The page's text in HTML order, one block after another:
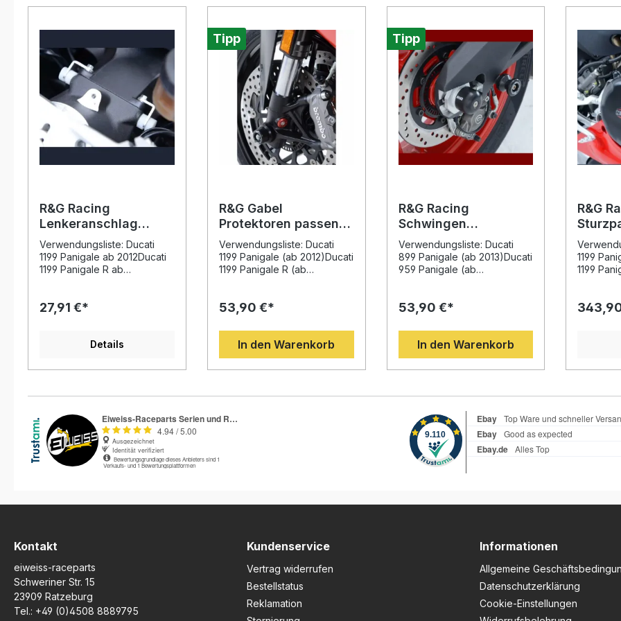
R&G Racing
Lenkeranschlag
passend für Ducati
899 / 1199 Panigale
Verwendungsliste: Ducati
1199 Panigale ab 2012Ducati
1199 Panigale R ab
ab 2013Hinweis: Aufgrund
Montage kann das
verwendet werden.
Racing Lenkeranschlag
Motorrad effektiv vor teuren
Schäden im Falle eines
Sturzes. Sie verhindern ein
zu starkes Einlenken des
Lenkers, wodurch die Gefahr
bewahren sie die originalen
abgeschlagen zu werden.
Modifikation ist nicht
erforderlich – die Montage
erfolgt ohne Bohren. Die
Protektoren sind in den
27,91 €*
Details
Tipp
R&G Gabel
Protektoren passend
für Ducati Panigale &
Streetfighter V4 / V2
Verwendungsliste: Ducati
1199 Panigale (ab 2012)Ducati
1199 Panigale R (ab
Panigale (ab 2015)Ducati
2015)Ducati 899 Panigale (ab
2013)Ducati 959 Panigale (ab
2016)Ducati Panigale V2 (ab
2020)Ducati Panigale V2 S
(ab 2018)Ducati Panigale V4
Panigale V4 S (ab
V4 Speciale (2018 -
2024)Ducati Streetfighter V4
2022)Hinweis: Passend für
959 / 1199 / 1299 / V4 / V2
und Streetfighter V4 / V2
Modelle bis Baujahr 2024.
Beschreibung: Die
53,90 €*
In den Warenkorb
Tipp
R&G Racing
Schwingen
Protektoren passend
für Ducati 899 / 959
Panigale
Verwendungsliste: Ducati
899 Panigale (ab 2013)Ducati
959 Panigale (ab
Ständeraufnahmen sind nicht
Beschreibung: Die R&G
Racing Schwingen
Protektoren bieten einen
zuverlässigen Schutz der
eines Sturzes. Sie sind
und 959 Panigale entwickelt
und werden direkt über die
Hinterradachse befestigt.
Dadurch gewährleisten sie
eine besonders stabile und
Befestigungsschrauben
abgeschliffen werden
empfindliche Schwinge Ihres
Motorrads bestmöglich
geschützt. Diese Protektoren
sind ideal, wenn Sie Wert auf
53,90 €*
In den Warenkorb
R&G
1199 /
1199
1199
ab
Panigale
nicht
Racing
Ihre
Diese
wie
und
Kontakt
eiweiss-raceparts
Schweriner Str. 15
23909 Ratzeburg
Tel.: +49 (0)4508 8889795
Kundenservice
Vertrag widerrufen
Bestellstatus
Reklamation
Informationen
Allgemeine
Datenschutzerklärung
Cookie-Einstellungen